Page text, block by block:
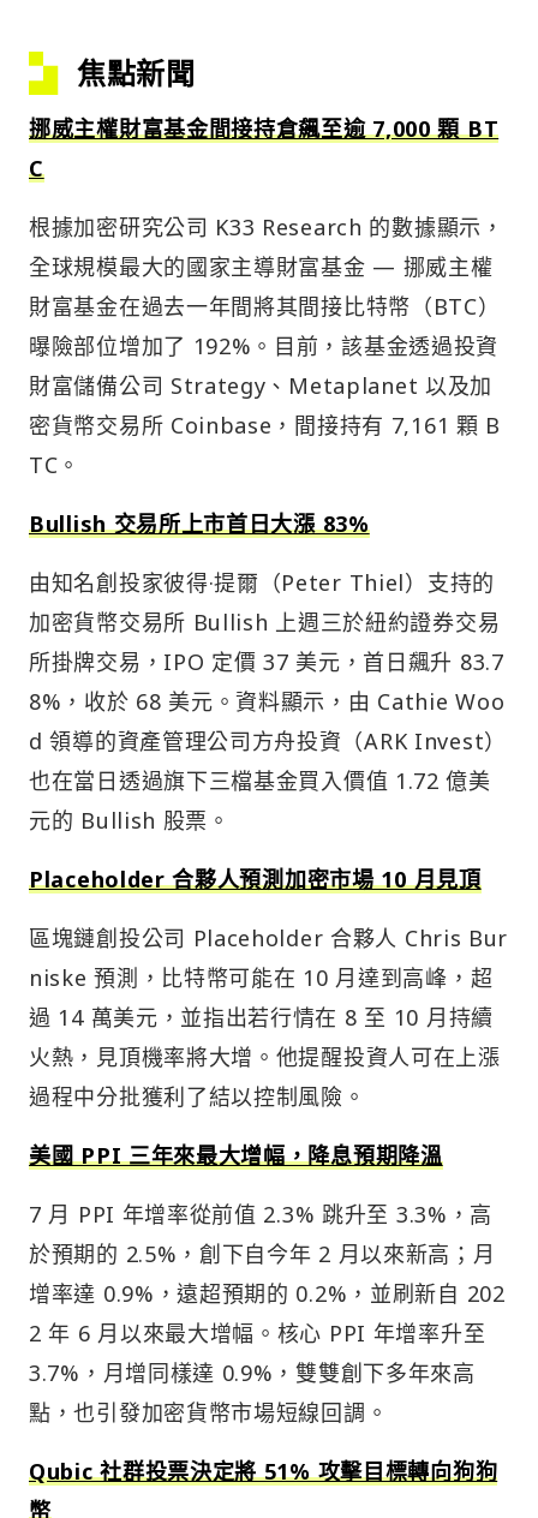
焦點新聞
挪威主權財富基金間接持倉飆至逾 7,000 顆 BT
C
根據加密研究公司 K33 Research 的數據顯示，
全球規模最大的國家主導財富基金 — 挪威主權
財富基金在過去一年間將其間接比特幣（BTC）
曝險部位增加了 192%。目前，該基金透過投資
財富儲備公司 Strategy、Metaplanet 以及加
密貨幣交易所 Coinbase，間接持有 7,161 顆 B
TC。
Bullish 交易所上市首日大漲 83%
由知名創投家彼得·提爾（Peter Thiel）支持的
加密貨幣交易所 Bullish 上週三於紐約證券交易
所掛牌交易，IPO 定價 37 美元，首日飆升 83.7
8%，收於 68 美元。資料顯示，由 Cathie Woo
d 領導的資產管理公司方舟投資（ARK Invest）
也在當日透過旗下三檔基金買入價值 1.72 億美
元的 Bullish 股票。
Placeholder 合夥人預測加密市場 10 月見頂
區塊鏈創投公司 Placeholder 合夥人 Chris Bur
niske 預測，比特幣可能在 10 月達到高峰，超
過 14 萬美元，並指出若行情在 8 至 10 月持續
火熱，見頂機率將大增。他提醒投資人可在上漲
過程中分批獲利了結以控制風險。
美國 PPI 三年來最大增幅，降息預期降溫
7 月 PPI 年增率從前值 2.3% 跳升至 3.3%，高
於預期的 2.5%，創下自今年 2 月以來新高；月
增率達 0.9%，遠超預期的 0.2%，並刷新自 202
2 年 6 月以來最大增幅。核心 PPI 年增率升至
3.7%，月增同樣達 0.9%，雙雙創下多年來高
點，也引發加密貨幣市場短線回調。
Qubic 社群投票決定將 51% 攻擊目標轉向狗狗
幣